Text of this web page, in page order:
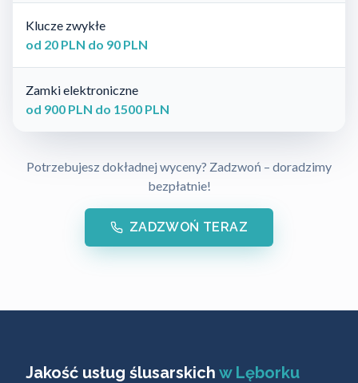
Klucze zwykłe
od 20 PLN do 90 PLN
Zamki elektroniczne
od 900 PLN do 1500 PLN
Potrzebujesz dokładnej wyceny? Zadzwoń – doradzimy
bezpłatnie!
ZADZWOŃ TERAZ
Jakość usług ślusarskich w Lęborku